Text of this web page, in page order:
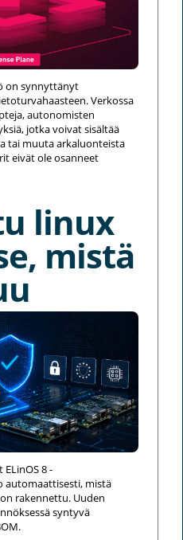
on synnyttänyt
Verkossa
autonomisten
jotka voivat sisältää
tai muuta arkaluonteista
eivät ole osanneet
linux
mistä
8 -
automaattisesti, mistä
rakennettu. Uuden
syntyvä